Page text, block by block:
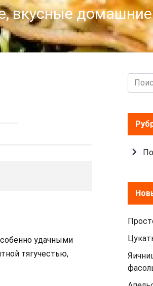
вкусные
удачными
тягучестью,
Search
for: